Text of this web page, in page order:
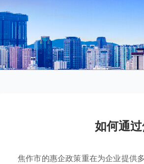
如何通
焦作市的惠企政策重在为企业提供